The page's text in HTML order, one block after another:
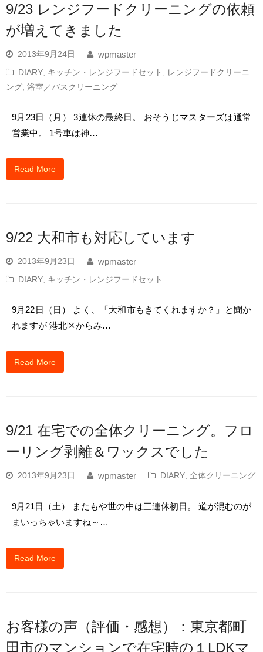
9/23 レンジフードクリーニングの依頼
が増えてきました
2013年9月24日
wpmaster
DIARY キッチン・レンジフードセット
レンジフードクリーニ
ング 浴室／バスクリーニング
9月23日（月） 3連休の最終日。 おそうじマスターズは通常
営業中。 1号車は神…
Read More
9/22 大和市も対応しています
2013年9月23日
wpmaster
DIARY, キッチン・レンジフードセット
9月22日（日） よく、「大和市もきてくれますか？」と聞か
れますが 港北区からみ…
Read More
9/21 在宅での全体クリーニング。フロ
ーリング剥離＆ワックスでした
2013年9月23日 wpmaster DIARY 全体クリーニング
9月21日（土） またもや世の中は三連休初日。 道が混むのが
まいっちゃいますね～…
Read More
お客様の声（評価・感想）：東京都町
田市のマンションで在宅時の１LDKマ